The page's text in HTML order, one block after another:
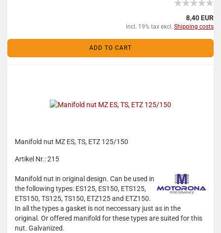
8,40 EUR
incl. 19% tax excl. Shipping costs
ADD TO CART
Manifold nut MZ ES, TS, ETZ 125/150
Artikel Nr.: 215
Manifold nut in original design. Can be used in
the following types: ES125, ES150, ETS125,
ETS150, TS125, TS150, ETZ125 and ETZ150.
In all the types a gasket is not neccessary just as in the
original. Or offered manifold for these types are suited for this
nut. Galvanized.